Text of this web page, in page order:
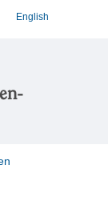
English